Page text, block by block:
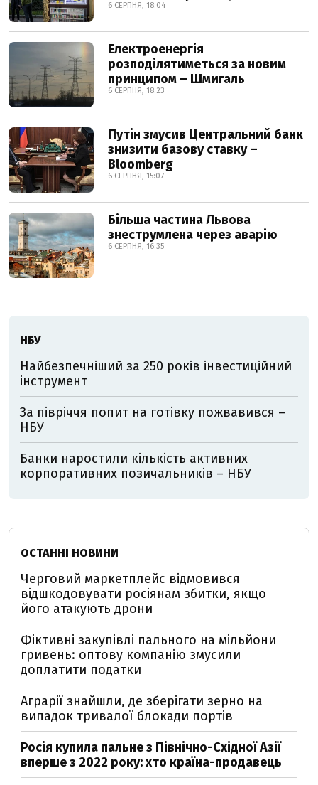
6 СЕРПНЯ, 18:04
Електроенергія
розподілятиметься за новим
принципом – Шмигаль
6 СЕРПНЯ, 18:23
Путін змусив Центральний банк
знизити базову ставку –
Bloomberg
6 СЕРПНЯ, 15:07
Більша частина Львова
знеструмлена через аварію
6 СЕРПНЯ, 16:35
НБУ
Найбезпечніший за 250 років інвестиційний
інструмент
За півріччя попит на готівку пожвавився –
НБУ
Банки наростили кількість активних
корпоративних позичальників – НБУ
ОСТАННІ НОВИНИ
Черговий маркетплейс відмовився
відшкодовувати росіянам збитки, якщо
його атакують дрони
Фіктивні закупівлі пального на мільйони
гривень: оптову компанію змусили
доплатити податки
Аграрії знайшли, де зберігати зерно на
випадок тривалої блокади портів
Росія купила пальне з Північно-Східної Азії
вперше з 2022 року: хто країна-продавець